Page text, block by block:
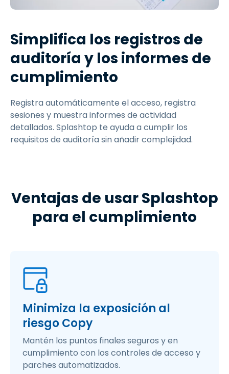
Simplifica los registros de
auditoría y los informes de
cumplimiento
Registra automáticamente el acceso, registra
sesiones y muestra informes de actividad
detallados. Splashtop te ayuda a cumplir los
requisitos de auditoría sin añadir complejidad.
Ventajas de usar Splashtop
para el cumplimiento
Minimiza la exposición al
riesgo Copy
Mantén los puntos finales seguros y en
cumplimiento con los controles de acceso y
parches automatizados.